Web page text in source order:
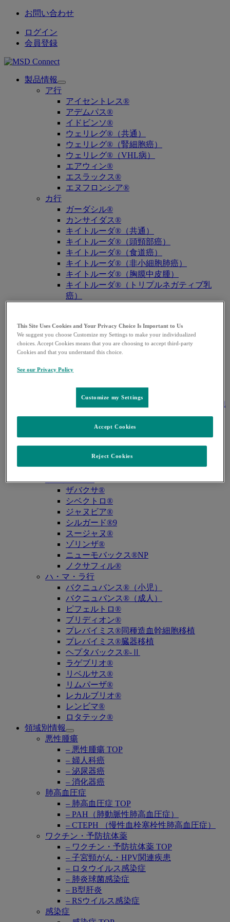
お問い合わせ
ログイン
会員登録
製品情報
Open
submenu
ア行
アイセントレス®
アデムパス®
イドビンソ®
ウェリレグ®（共通）
ウェリレグ®（腎細胞癌）
ウェリレグ®（VHL病）
エアウィン®
エスラックス®
エヌフロンシア®
カ行
ガーダシル®
カンサイダス®
キイトルーダ®（共通）
キイトルーダ®（頭頸部癌）
キイトルーダ®（食道癌）
キイトルーダ®（非小細胞肺癌）
キイトルーダ®（胸膜中皮腫）
キイトルーダ®（トリプルネガティブ乳
癌）
キイトルーダ®（腎細胞癌）
キイトルーダ®（尿路上皮癌）
キイトルーダ®（子宮体癌）
キイトルーダ®（悪性黒色腫）
キイトルーダ®（原発性縦隔大細胞型B細胞
リンパ腫（PMBCL））
キイトルーダ®（MSI-High固形癌）
キイトルーダ®（MSI-High結腸・直腸癌）
キイトルーダ®（TMB-High固形癌）
キャップバックス®
キュビシン®
ザバクサ®
シベクトロ®
ジャヌビア®
シルガード®9
スージャヌ®
ゾリンザ®
ニューモバックス®NP
ノクサフィル®
ハ・マ・ラ行
バクニュバンス®（小児）
バクニュバンス®（成人）
ピフェルトロ®
ブリディオン®
プレバイミス®同種造血幹細胞移植
プレバイミス®臓器移植
ヘプタバックス®-Ⅱ
ラゲブリオ®
リベルサス®
リムパーザ®
レカルブリオ®
レンビマ®
ロタテック®
領域別情報
Open
submenu
悪性腫瘍
– 悪性腫瘍 TOP
– 婦人科癌
– 泌尿器癌
– 消化器癌
肺高血圧症
– 肺高血圧症 TOP
– PAH（肺動脈性肺高血圧症）
– CTEPH （慢性血栓塞栓性肺高血圧症）
ワクチン・予防抗体薬
– ワクチン・予防抗体薬 TOP
– 子宮頸がん・HPV関連疾患
– ロタウイルス感染症
– 肺炎球菌感染症
– B型肝炎
– RSウイルス感染症
感染症
This Site Uses Cookies and Your Privacy Choice Is Important to Us
We suggest you choose Customize my Settings to make your individualized
choices. Accept Cookies means that you are choosing to accept third-party
Cookies and that you understand this choice.
See our Privacy Policy
Customize my Settings
Reject Cookies
Accept Cookies